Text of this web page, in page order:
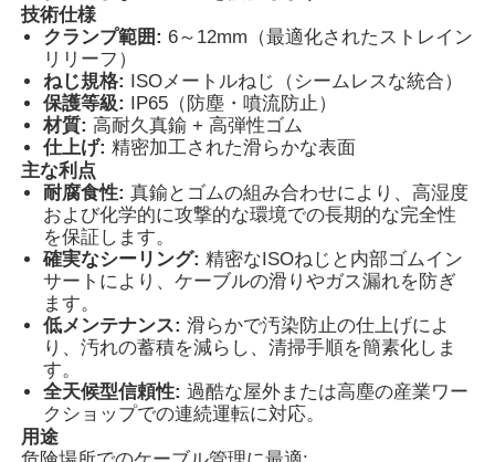
ホーム
製品
技術仕様
クランプ範囲: 6～12mm（最適化されたストレイン
リリーフ）
ねじ規格: ISOメートルねじ（シームレスな統合）
保護等級: IP65（防塵・噴流防止）
材質: 高耐久真鍮 + 高弾性ゴム
仕上げ: 精密加工された滑らかな表面
主な利点
耐腐食性: 真鍮とゴムの組み合わせにより、高湿度
および化学的に攻撃的な環境での長期的な完全性
を保証します。
確実なシーリング: 精密なISOねじと内部ゴムイン
サートにより、ケーブルの滑りやガス漏れを防ぎ
ます。
低メンテナンス: 滑らかで汚染防止の仕上げによ
り、汚れの蓄積を減らし、清掃手順を簡素化しま
す。
全天候型信頼性: 過酷な屋外または高塵の産業ワー
クショップでの連続運転に対応。
用途